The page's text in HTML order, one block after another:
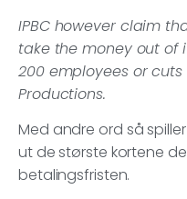
IPBC however claim
take the money out of
200 employees or
Productions.
Med andre ord så
ut de største kortene
betalingsfristen.